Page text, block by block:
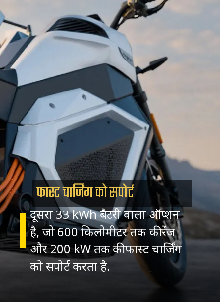
फास्ट चार्जिंग को सपोर्ट
दूसरा 33 kWh बैटरी वाला ऑप्शन
है, जो 600 किलोमीटर तक की रेंज
और 200 kW तक की फास्ट चार्जिंग
को सपोर्ट करता है.